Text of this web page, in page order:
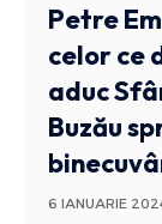
Petre
celor ce
aduc
Buzău
6 IANUARIE